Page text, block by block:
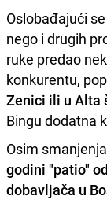
Oslobađajući
nego i drugih
ruke predao
konkurentu,
Zenici ili u Alta
Bingu dodatna
Osim
godini "patio"
dobavljača u